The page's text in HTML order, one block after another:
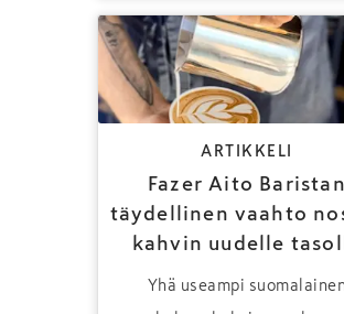
ARTIKKELI
Fazer Aito Baristan
täydellinen vaahto
kahvin uudelle
Yhä useampi suomalainen